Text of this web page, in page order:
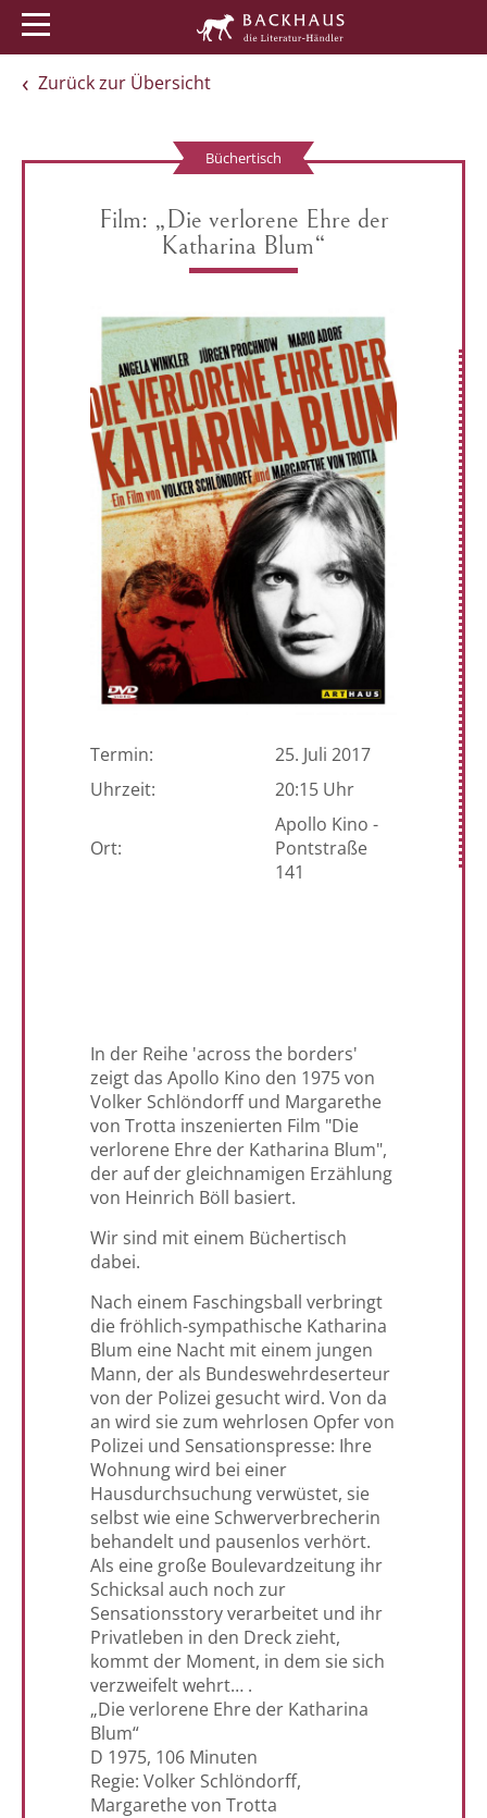
Zurück zur Übersicht
Büchertisch
Film: „Die verlorene Ehre der
Katharina Blum“
Termin:
25. Juli 2017
Uhrzeit:
20:15 Uhr
Ort:
Apollo Kino -
Pontstraße
141
In der Reihe 'across the borders'
zeigt das Apollo Kino den 1975 von
Volker Schlöndorff und Margarethe
von Trotta inszenierten Film "Die
verlorene Ehre der Katharina Blum",
der auf der gleichnamigen Erzählung
von Heinrich Böll basiert.
Wir sind mit einem Büchertisch
dabei.
Nach einem Faschingsball verbringt
die fröhlich-sympathische Katharina
Blum eine Nacht mit einem jungen
Mann, der als Bundeswehrdeserteur
von der Polizei gesucht wird. Von da
an wird sie zum wehrlosen Opfer von
Polizei und Sensationspresse: Ihre
Wohnung wird bei einer
Hausdurchsuchung verwüstet, sie
selbst wie eine Schwerverbrecherin
behandelt und pausenlos verhört.
Als eine große Boulevardzeitung ihr
Schicksal auch noch zur
Sensationsstory verarbeitet und ihr
Privatleben in den Dreck zieht,
kommt der Moment, in dem sie sich
verzweifelt wehrt… .
„Die verlorene Ehre der Katharina
Blum“
D 1975, 106 Minuten
Regie: Volker Schlöndorff,
Margarethe von Trotta